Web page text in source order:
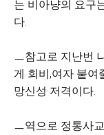
는 비아냥의 요구
다.
ㅡ참고로 지난번
게 회비,여자 붙여
망신성 저격이다.
ㅡ역으로 정통사